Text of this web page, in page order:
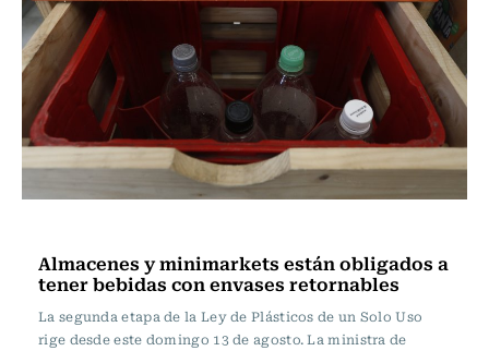
Almacenes y minimarkets están obligados a
tener bebidas con envases retornables
La segunda etapa de la Ley de Plásticos de un Solo Uso
rige desde este domingo 13 de agosto. La ministra de